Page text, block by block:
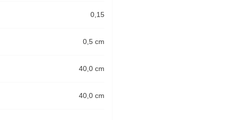
0,15
0,5 cm
40,0 cm
40,0 cm